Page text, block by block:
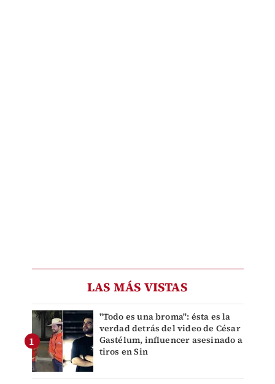
LAS MÁS VISTAS
"Todo es una broma": ésta es la
verdad detrás del video de César
Gastélum, influencer asesinado a
tiros en Sin